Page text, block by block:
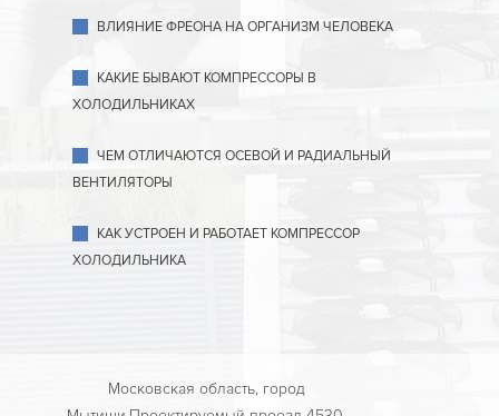
ВЛИЯНИЕ ФРЕОНА НА ОРГАНИЗМ ЧЕЛОВЕКА
КАКИЕ БЫВАЮТ КОМПРЕССОРЫ В
ХОЛОДИЛЬНИКАХ
ЧЕМ ОТЛИЧАЮТСЯ ОСЕВОЙ И РАДИАЛЬНЫЙ
ВЕНТИЛЯТОРЫ
КАК УСТРОЕН И РАБОТАЕТ КОМПРЕССОР
ХОЛОДИЛЬНИКА
Московская область, город